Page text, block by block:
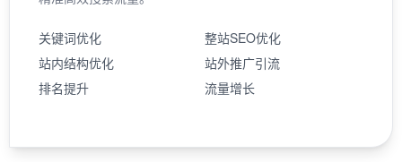
关键词优化
整站SEO优化
站内结构优化
站外推广引流
排名提升
流量增长